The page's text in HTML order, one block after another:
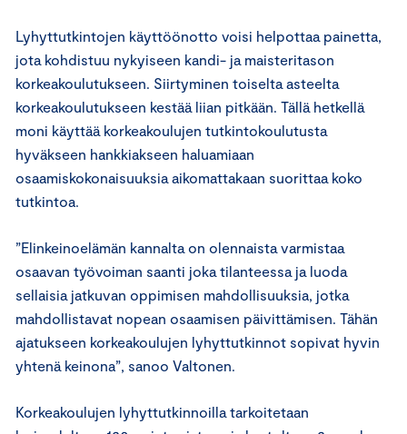
Lyhyttutkintojen käyttöönotto voisi helpottaa painetta,
jota kohdistuu nykyiseen kandi- ja maisteritason
korkeakoulutukseen. Siirtyminen toiselta asteelta
korkeakoulutukseen kestää liian pitkään. Tällä hetkellä
moni käyttää korkeakoulujen tutkintokoulutusta
hyväkseen hankkiakseen haluamiaan
osaamiskokonaisuuksia aikomattakaan suorittaa koko
tutkintoa.
”Elinkeinoelämän kannalta on olennaista varmistaa
osaavan työvoiman saanti joka tilanteessa ja luoda
sellaisia jatkuvan oppimisen mahdollisuuksia, jotka
mahdollistavat nopean osaamisen päivittämisen. Tähän
ajatukseen korkeakoulujen lyhyttutkinnot sopivat hyvin
yhtenä keinona”, sanoo Valtonen.
Korkeakoulujen lyhyttutkinnoilla tarkoitetaan